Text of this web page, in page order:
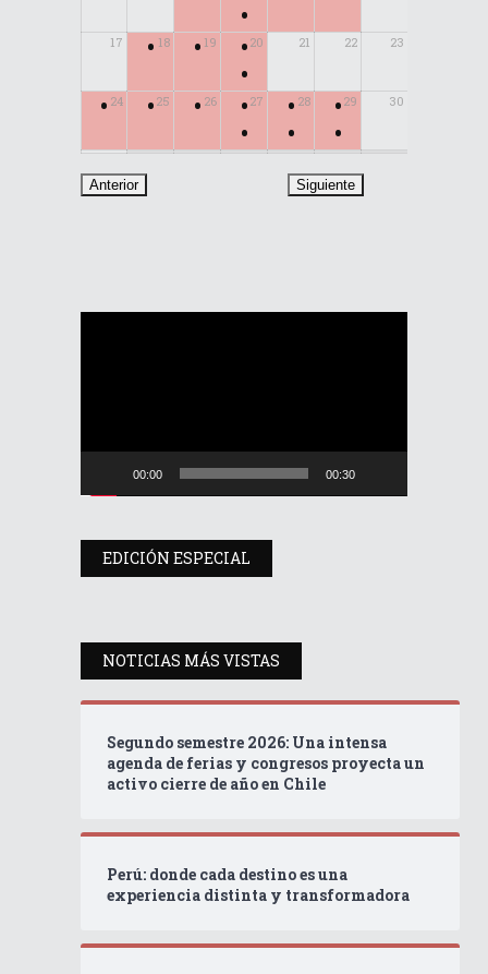
•
17 18
• 19
• 20
•
•
21 22 23
24
• 25
• 26
• 27
•
•
28
•
•
29
•
•
30
00:00 00:30
EDICIÓN ESPECIAL
NOTICIAS MÁS VISTAS
Segundo semestre 2026: Una intensa
agenda de ferias y congresos proyecta un
activo cierre de año en Chile
Perú: donde cada destino es una
experiencia distinta y transformadora